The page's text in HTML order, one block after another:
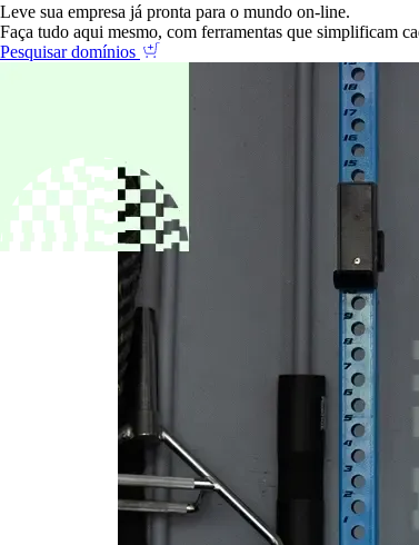
Leve sua empresa já pronta para o mundo on-line.
Faça tudo aqui mesmo, com ferramentas que simplificam
Pesquisar domínios